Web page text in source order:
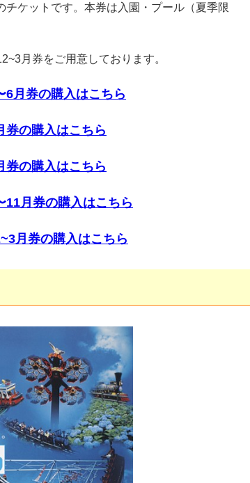
ケットです。本券は入園・プール（夏季限
月券をご用意しております。
月券の購入はこちら
の購入はこちら
の購入はこちら
月券の購入はこちら
月券の購入はこちら